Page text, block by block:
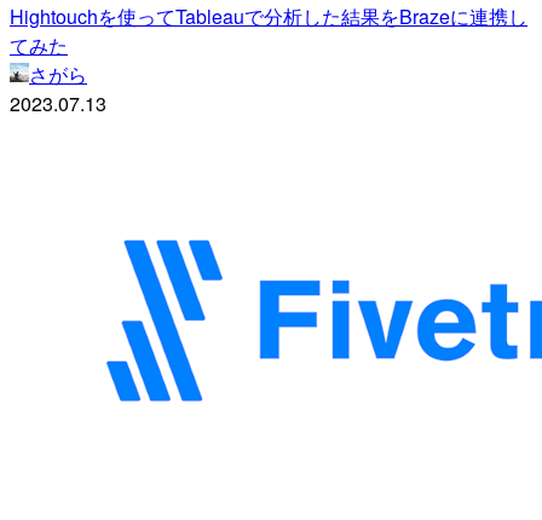
Hightouchを使ってTableauで分析した結果をBrazeに連携し
てみた
さがら
2023.07.13